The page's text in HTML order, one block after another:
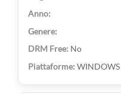
No
WINDOWS